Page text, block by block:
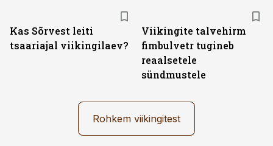
Kas Sõrvest leiti
tsaariajal viikingilaev?
Viikingite talvehirm
fimbulvetr tugineb
reaalsetele
sündmustele
Rohkem viikingitest